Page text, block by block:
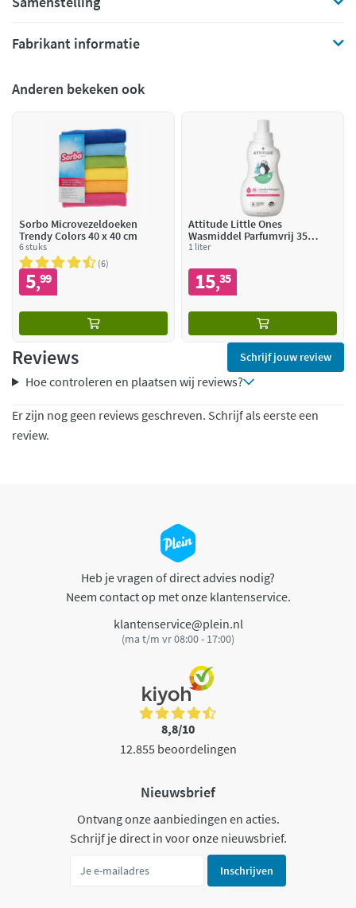
Fabrikant informatie
Anderen bekeken ook
Sorbo Microvezeldoeken
Trendy Colors 40 x 40 cm
6 stuks
6
5,99
Attitude Little Ones
Wasmiddel Parfumvrij 35
Wasbeurten
1 liter
15,35
Reviews Schrijf jouw review
Hoe controleren en plaatsen wij reviews?
Er zijn nog geen reviews geschreven. Schrijf als eerste een
review.
Heb je vragen of direct advies nodig?
Neem contact op met onze klantenservice.
klantenservice@plein.nl
(ma t/m vr 08:00 - 17:00)
8,8/10
12.855 beoordelingen
Nieuwsbrief
Ontvang onze aanbiedingen en acties.
Schrijf je direct in voor onze nieuwsbrief.
Inschrijven